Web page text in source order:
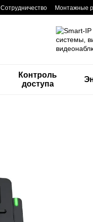
Сотрудничество Монтажные
Контроль
доступа